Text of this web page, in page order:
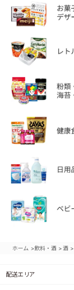
ホーム >飲料・酒 > 酒 >
配送エリア